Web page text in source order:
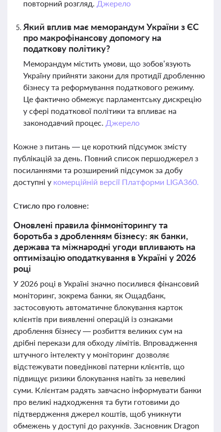
повторний розгляд. Джерело
Який вплив має меморандум України з ЄС
про макрофінансову допомогу на
податкову політику?
Меморандум містить умови, що зобов’язують
Україну прийняти закони для протидії дробленню
бізнесу та реформування податкового режиму.
Це фактично обмежує парламентську дискрецію
у сфері податкової політики та впливає на
законодавчий процес. Джерело
Кожне з питань — це короткий підсумок змісту
публікацій за день. Повний список першоджерел з
посиланнями та розширений підсумок за добу
доступні у комерційній версії Платформи LIGA360.
Стисло про головне:
Оновлені правила фінмоніторингу та
боротьба з дробленням бізнесу: як банки,
держава та міжнародні угоди впливають на
оптимізацію оподаткування в Україні у 2026
році
У 2026 році в Україні значно посилився фінансовий
моніторинг, зокрема банки, як Ощадбанк,
застосовують автоматичне блокування карток
клієнтів при виявленні операцій із ознаками
дроблення бізнесу — розбиття великих сум на
дрібні перекази для обходу лімітів. Впровадження
штучного інтелекту у моніторинг дозволяє
відстежувати поведінкові патерни клієнтів, що
підвищує ризики блокування навіть за невеликі
суми. Клієнтам радять завчасно інформувати банки
про великі надходження та бути готовими до
підтвердження джерел коштів, щоб уникнути
обмежень у доступі до рахунків. Засновник Dragon